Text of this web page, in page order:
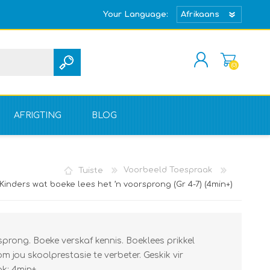
Your Language:
REGISTREER
TEKEN IN
(0)
AFRIGTING BLOG
Tuiste
Voorbeeld Toespraak
Kinders wat boeke lees het ’n voorsprong (Gr 4-7) (4min+)
Boeke verskaf kennis. Boeklees prikkel
jou skoolprestasie te verbeter. Geskik vir